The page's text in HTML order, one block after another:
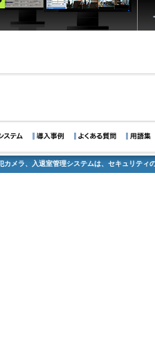
カメラ、入退室管理システムは、セキュリティ